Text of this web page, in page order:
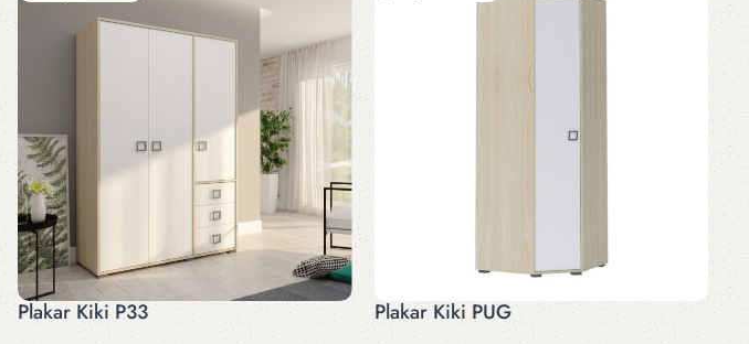
Plakar Kiki P33
Plakar Kiki PUG